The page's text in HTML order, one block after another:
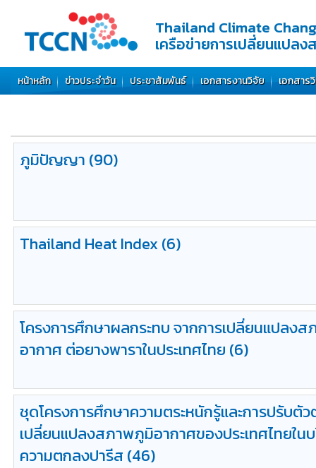
Thailand Climate
เครือข่ายการเปลี่ยนแปลง
หน้าหลัก ข่าวประจำวัน ประชาสัมพันธ์ เอกสารงานวิจัย เอกสาร
ภูมิปัญญา (90)
Thailand Heat Index (6)
โครงการศึกษาผลกระทบจากการเปลี่ยนแปลง
อากาศ ต่อยางพาราในประเทศไทย (6)
ชุดโครงการศึกษาความตระหนักรู้และการปรับตั
เปลี่ยนแปลงสภาพภูมิอากาศของประเทศไทยใน
ความตกลงปารีส (46)